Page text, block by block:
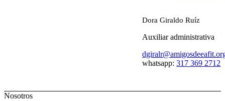
Dora Giraldo Ruíz
Auxiliar administrativa
whatsapp:317 369 2712
Nosotros